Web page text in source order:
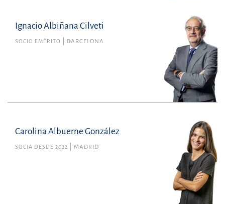
Ignacio Albiñana Cilveti
SOCIO EMÉRITO BARCELONA
Carolina Albuerne González
SOCIA DESDE 2022 MADRID